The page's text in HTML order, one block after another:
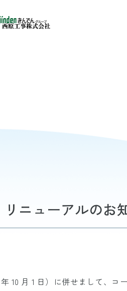
ニューアルのお
10 月 1 日）に併せまして、コ